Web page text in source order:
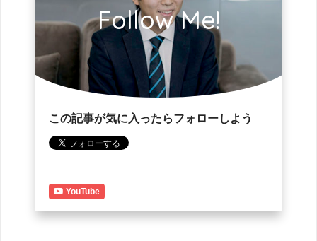
Follow Me!
この記事が気に入ったらフォローしよう
YouTube